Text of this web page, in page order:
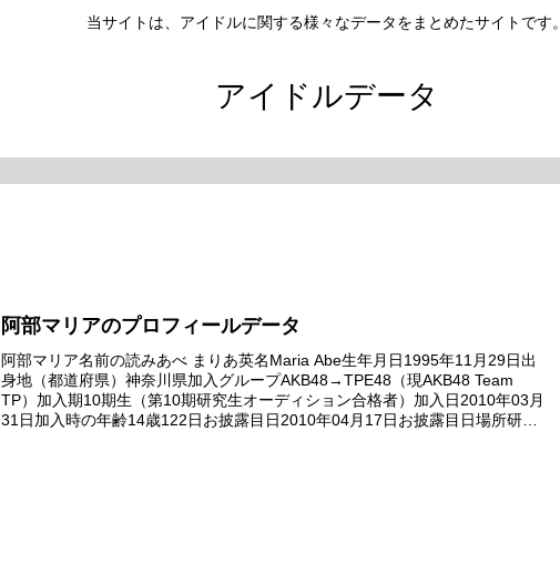
当サイトは、アイドルに関する様々なデータをまとめたサイトです。
アイドルデータ
阿部マリアのプロフィールデータ
阿部マリア名前の読みあべ まりあ英名Maria Abe生年月日1995年11月29日出
身地（都道府県）神奈川県加入グループAKB48→TPE48（現AKB48 Team
TP）加入期10期生（第10期研究生オーディション合格者）加入日2010年03月
31日加入時の年齢14歳122日お披露目日2010年04月17日お披露目日場所研究